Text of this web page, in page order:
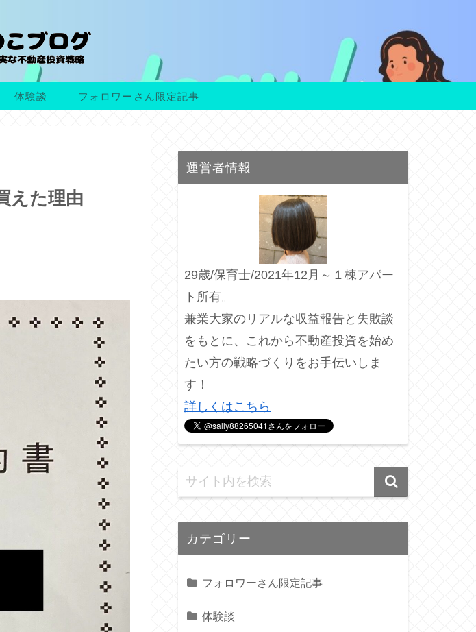
体験談 フォロワーさん限定記事
えた理由
運営者情報
29歳/保育士/2021年12月～１棟アパー
ト所有。
兼業大家のリアルな収益報告と失敗談
をもとに、これから不動産投資を始め
たい方の戦略づくりをお手伝いしま
す！
詳しくはこちら
カテゴリー
フォロワーさん限定記事
体験談